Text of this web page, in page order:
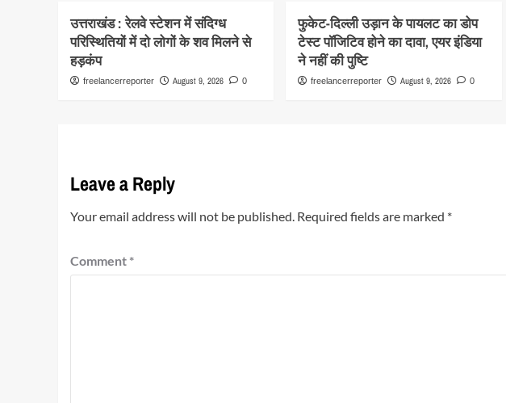
उत्तराखंड : रेलवे स्टेशन में संदिग्ध
परिस्थितियों में दो लोगों के शव मिलने से
हड़कंप
freelancerreporter August 9, 2026 0
फुकेट-दिल्ली उड़ान के पायलट का डोप
टेस्ट पॉजिटिव होने का दावा, एयर इंडिया
ने नहीं की पुष्टि
freelancerreporter August 9, 2026 0
Leave a Reply
Your email address will not be published. Required fields are marked *
Comment *